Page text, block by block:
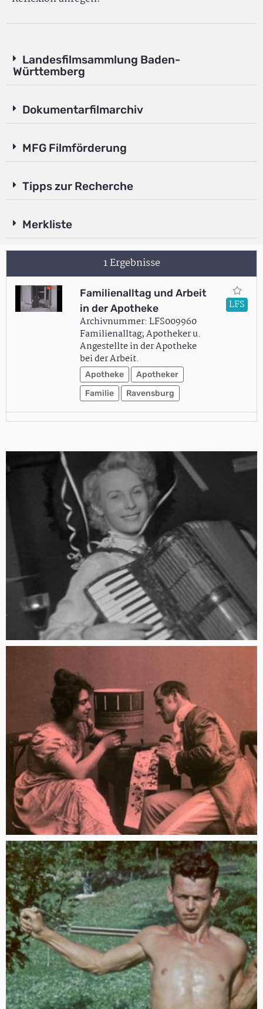
Landesfilmsammlung Baden-
Württemberg
Dokumentarfilmarchiv
MFG Filmförderung
Tipps zur Recherche
Merkliste
1 Ergebnisse
Familienalltag und Arbeit
in der Apotheke
Archivnummer: LFS009960
Familienalltag; Apotheker u.
Angestellte in der Apotheke
bei der Arbeit.
Apotheke
Apotheker
Familie
Ravensburg
LFS